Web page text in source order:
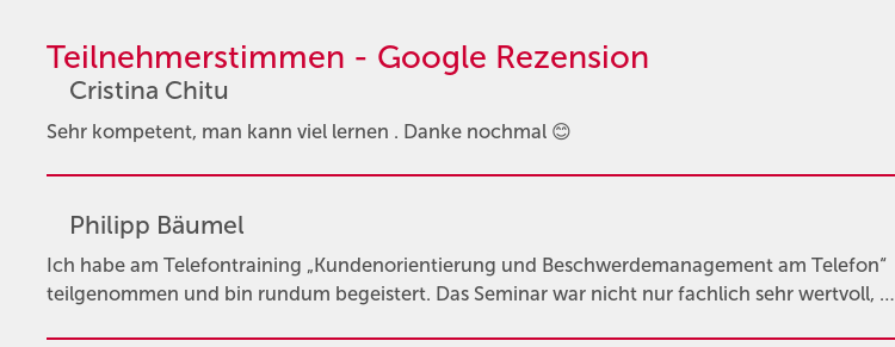
Teilnehmerstimmen - Google Rezension
Cristina Chitu
Sehr kompetent, man kann viel lernen . Danke nochmal 😊
Philipp Bäumel
Ich habe am Telefontraining „Kundenorientierung und Beschwerdemanagement am Telefon“
teilgenommen und bin rundum begeistert. Das Seminar war nicht nur fachlich sehr wertvoll, …